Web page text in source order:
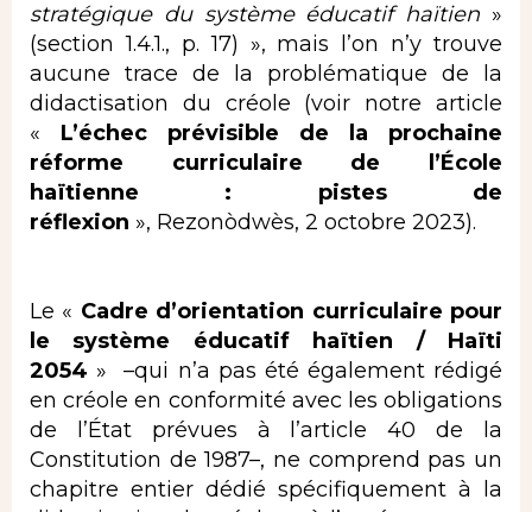
stratégique du système éducatif haïtien »
(section 1.4.1., p. 17) », mais l’on n’y trouve
aucune trace de la problématique de la
didactisation du créole (voir notre article
« L’échec prévisible de la prochaine
réforme curriculaire de l’École
haïtienne : pistes de
réflexion », Rezonòdwès, 2 octobre 2023).
Le « Cadre d’orientation curriculaire pour
le système éducatif haïtien / Haïti
2054 » –qui n’a pas été également rédigé
en créole en conformité avec les obligations
de l’État prévues à l’article 40 de la
Constitution de 1987–, ne comprend pas un
chapitre entier dédié spécifiquement à la